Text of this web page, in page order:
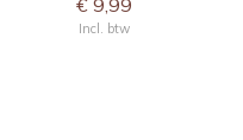
Incl. btw